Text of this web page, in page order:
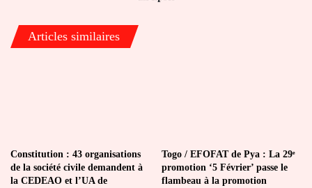
Articles similaires
Constitution : 43 organisations
de la société civile demandent à
la CEDEAO et l’UA de
Togo / EFOFAT de Pya : La 29ᵉ
promotion ‘5 Février’ passe le
flambeau à la promotion